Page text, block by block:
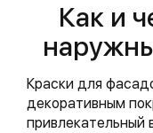
Как и
Краски для
декоративным